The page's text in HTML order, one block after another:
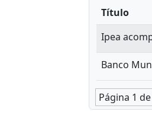
Título
Ipea
Banco
Página 1 de